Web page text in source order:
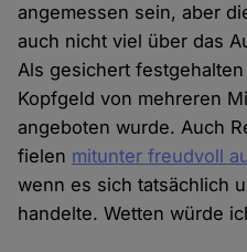
angemessen sein, aber
auch nicht viel über das
Als gesichert
Kopfgeld von mehreren
angeboten wurde. Auch
fielen mitunter freudvoll
wenn es sich tatsächlich
handelte. Wetten würde